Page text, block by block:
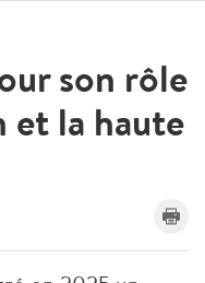
son rôle
et la haute